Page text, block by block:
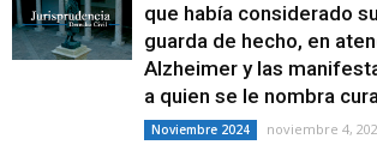
que había considerado
guarda de hecho, en
Alzheimer y las
a quien se le nombra
Noviembre 2024 noviembre 4,